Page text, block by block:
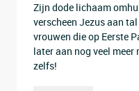
Zijn dode lichaam
verscheen Jezus aan
vrouwen die op Eerste
later aan nog veel
zelfs!